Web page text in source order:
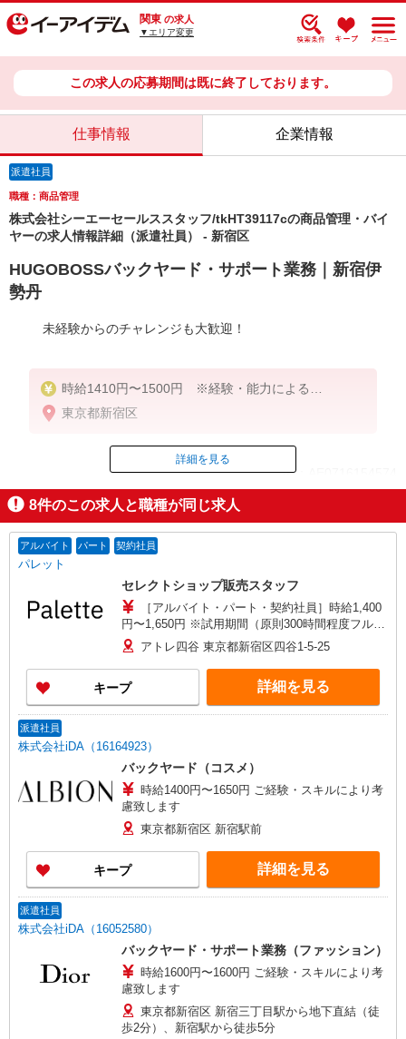
関東 の求人
▼エリア変更
この求人の応募期間は既に終了しております。
仕事情報 企業情報
派遣社員
職種：商品管理
株式会社シーエーセールススタッフ/tkHT39117cの商品管理・バイ
ヤーの求人情報詳細（派遣社員） - 新宿区
HUGOBOSSバックヤード・サポート業務｜新宿伊
勢丹
未経験からのチャレンジも大歓迎！
時給1410円〜1500円 ※経験・能力による
【月収例】時給1,450円×実働7時間30分×22日勤務＝
東京都新宿区
ID：AE0716154574
掲載期間終了
詳細を見る
8件のこの求人と職種が同じ求人
アルバイト パート 契約社員
パレット
セレクトショップ販売スタッフ
［アルバイト・パート・契約社員］時給1,400
円〜1,650円 ※試用期間（原則300時間程度フルタ
イム勤務で2ヶ月）：時給1,300円 ※経験・能力に
より優遇します。 ※正社員登用制度あり（6カ月
以降）
アトレ四谷 東京都新宿区四谷1-5-25
キープ 詳細を見る
派遣社員
株式会社iDA（16164923）
バックヤード（コスメ）
時給1400円〜1650円 ご経験・スキルにより考
慮致します
東京都新宿区 新宿駅前
キープ 詳細を見る
派遣社員
株式会社iDA（16052580）
バックヤード・サポート業務（ファッション）
時給1600円〜1600円 ご経験・スキルにより考
慮致します
東京都新宿区 新宿三丁目駅から地下直結（徒
歩2分）、新宿駅から徒歩5分